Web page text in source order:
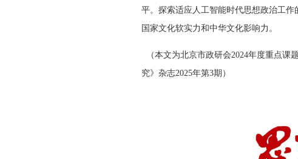
平。探索适应人工智能时代思想政治工
国家文化软实力和中华文化影响力。
（本文为北京市政研会2024年度重点课
究》杂志2025年第3期）